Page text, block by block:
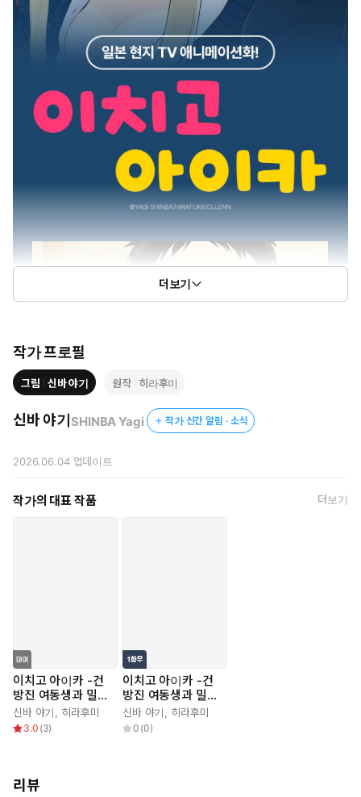
더보기
작가 프로필
그림 신바 야기 원작 히라후미
신바 야기 SHINBA Yagi 작가 신간 알림 · 소식
2026.06.04업데이트
작가의 대표 작품 더보기
이치고 아이카 -건
방진 여동생과 밀어
내지 못하는 오빠-
신바 야기 히라후미
3.0 (3)
이치고 아이카 -건
방진 여동생과 밀어
내지 못하는 오빠-
신바 야기 히라후미
0 (0)
리뷰